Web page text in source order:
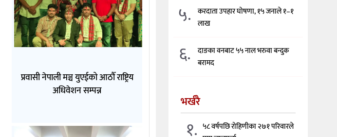
प्रवासी नेपाली मञ्च युएईको आठौँ राष्ट्रिय
अधिवेशन सम्पन्न
५.
करदाता उपहार घोषणा, १५ जनाले १–१
लाख
६.
दाङका वनबाट ५५ नाल भरुवा बन्दुक
बरामद
भर्खरै
१. ५८ वर्षपछि रोहिणीका २७१ परिवारले